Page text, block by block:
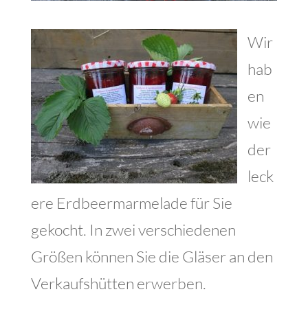
Wir
hab
en
wie
der
leck
ere Erdbeermarmelade für Sie
gekocht. In zwei verschiedenen
Größen können Sie die Gläser an den
Verkaufshütten erwerben.